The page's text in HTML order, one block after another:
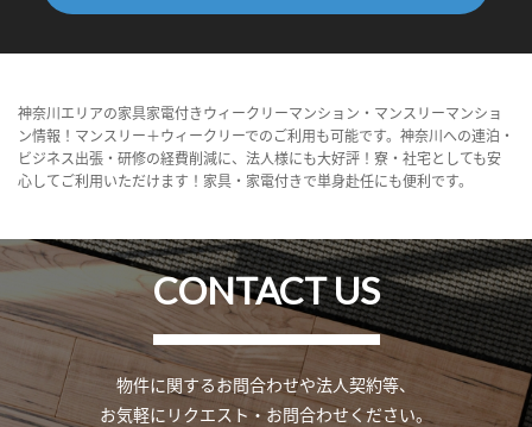
神奈川エリアの家具家電付きウィークリーマンション・マンスリーマンショ
ン情報！マンスリー＋ウィークリーでのご利用も可能です。神奈川への連泊・
ビジネス出張・研修の経費削減に、法人様にも大好評！寮・社宅としても安
心してご利用いただけます！家具・家電付きで単身赴任にも便利です。
CONTACT US
物件に関するお問合わせや法人契約等、
お気軽にリクエスト・お問合わせください。